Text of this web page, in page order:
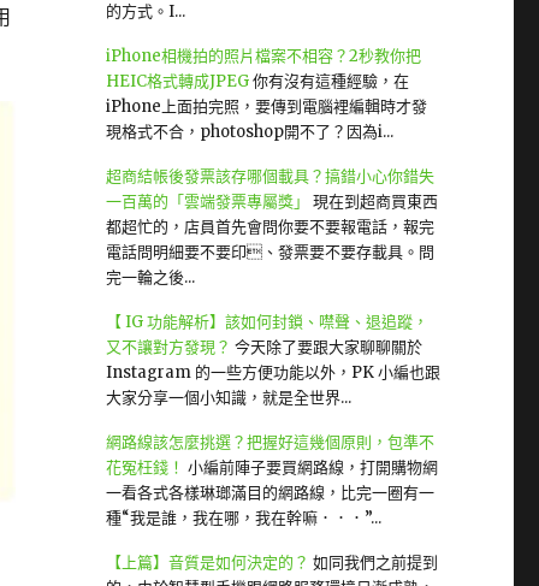
的方式。I...
iPhone相機拍的照片檔案不相容？2秒教你把
HEIC格式轉成JPEG你有沒有這種經驗，在
iPhone上面拍完照，要傳到電腦裡編輯時才發
現格式不合，photoshop開不了？因為i...
超商結帳後發票該存哪個載具？搞錯小心你錯失
一百萬的「雲端發票專屬獎」
現在到超商買東西
都超忙的，店員首先會問你要不要報電話，報完
電話問明細要不要印、發票要不要存載具。問
完一輪之後...
【 IG 功能解析】該如何封鎖、噤聲、退追蹤，
又不讓對方發現？ 今天除了要跟大家聊聊關於
Instagram 的一些方便功能以外，PK 小編也跟
大家分享一個小知識，就是全世界...
網路線該怎麼挑選？把握好這幾個原則，包準不
花冤枉錢！ 小編前陣子要買網路線，打開購物網
一看各式各樣琳瑯滿目的網路線，比完一圈有一
種“我是誰，我在哪，我在幹嘛．．．”...
【上篇】音質是如何決定的？ 如同我們之前提到